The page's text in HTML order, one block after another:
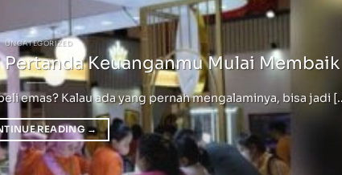
UNCATEGORIZED
Keuanganmu Mulai Membaik
emas? Kalau ada yang pernah mengalaminya, bisa jadi
READING→